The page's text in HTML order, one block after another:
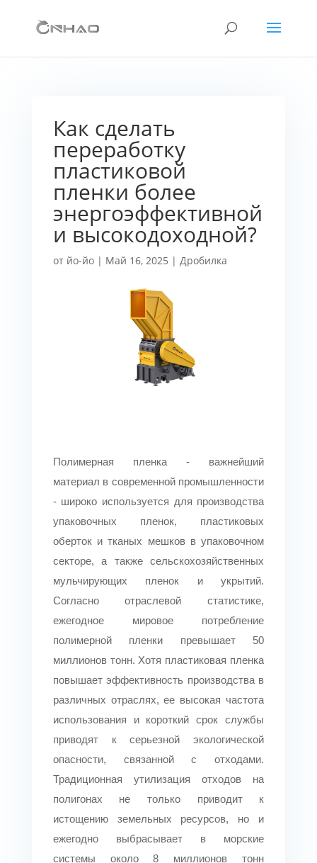
Как сделать
переработку
пластиковой
пленки более
энергоэффективной
и высокодоходной?
от йо-йо| Май 16, 2025 | Дробилка
Полимерная пленка - важнейший
материал в современной промышленности
- широко используется для производства
упаковочных пленок, пластиковых
оберток и тканых мешков в упаковочном
секторе, а также сельскохозяйственных
мульчирующих пленок и укрытий.
Согласно отраслевой статистике,
ежегодное мировое потребление
полимерной пленки превышает 50
миллионов тонн. Хотя пластиковая пленка
повышает эффективность производства в
различных отраслях, ее высокая частота
использования и короткий срок службы
приводят к серьезной экологической
опасности, связанной с отходами.
Традиционная утилизация отходов на
полигонах не только приводит к
истощению земельных ресурсов, но и
ежегодно выбрасывает в морские
системы около 8 миллионов тонн